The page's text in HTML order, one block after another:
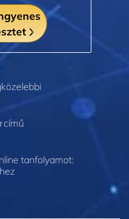
című
tanfolyamot: